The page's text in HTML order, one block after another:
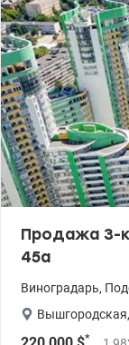
Продажа 3-
45а
Виноградарь,
Вышгородская,
*